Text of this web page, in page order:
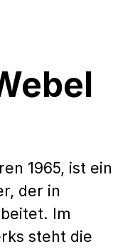
1965, ist ein
der in
Im
steht die